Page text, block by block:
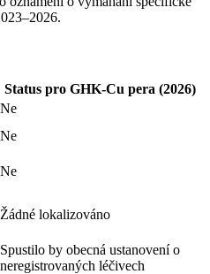
Status pro GHK-Cu pera (2026)
Ne
Ne
Ne
Žádné lokalizováno
Spustilo by obecná ustanovení o
neregistrovaných léčivech